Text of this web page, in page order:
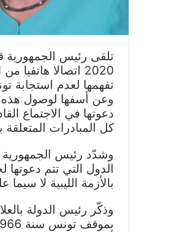
2020 اتصالا
تفهمها لعدم استجابة
وعن أسفها لوصول
دعوتها في الاجتماع
كل المبادرات المتعلقة
وشدّد رئيس
الدول التي تتم دعوتها
بالأزمة الليبية لا
وذكّر رئيس الدولة